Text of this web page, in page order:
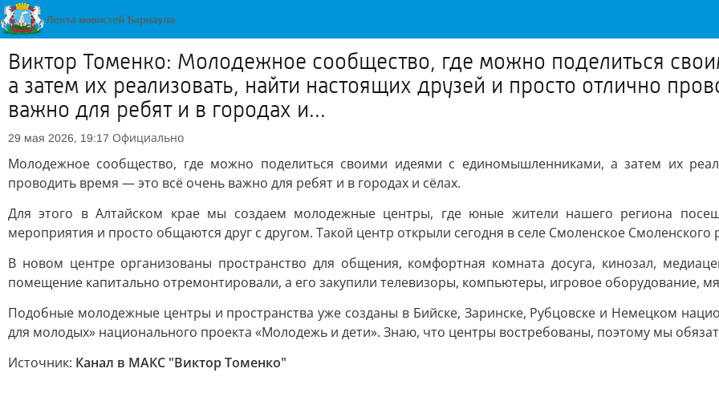
Виктор Томенко: Молодежное сообщество, где можно поделиться
а затем их реализовать, найти настоящих друзей и просто отлично
важно для ребят и в городах и...
29 мая 2026, 19:17 Официально
Молодежное сообщество, где можно поделиться своими идеями с единомышленниками, а затем их
проводить время — это всё очень важно для ребят и в городах и сёлах.
Для этого в Алтайском крае мы создаем молодежные центры, где юные жители нашего региона
мероприятия и просто общаются друг с другом. Такой центр открыли сегодня в селе Смоленское Смоленского
В новом центре организованы пространство для общения, комфортная комната досуга, кинозал,
помещение капитально отремонтировали, а его закупили телевизоры, компьютеры, игровое оборудование,
Подобные молодежные центры и пространства уже созданы в Бийске, Заринске, Рубцовске и Немецком
для молодых» национального проекта «Молодежь и дети». Знаю, что центры востребованы, поэтому мы
Источник: Канал в МАКС "Виктор Томенко"